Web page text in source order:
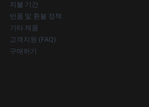
지불 기간
반품 및 환불 정책
기타 제품
고객지원 (FAQ)
구매하기